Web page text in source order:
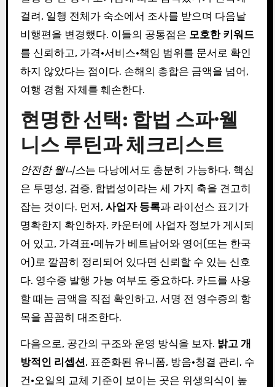
걸려, 일행 전체가 숙소에서 조사를 받으며 다음날
비행편을 변경했다. 이들의 공통점은 모호한 키워드
를 신뢰하고, 가격·서비스·책임 범위를 문서로 확인
하지 않았다는 점이다. 손해의 총합은 금액을 넘어,
여행 경험 자체를 훼손한다.
현명한 선택: 합법 스파·웰
니스 루틴과 체크리스트
안전한 웰니스는 다낭에서도 충분히 가능하다. 핵심
은 투명성, 검증, 합법성이라는 세 가지 축을 견고히
잡는 것이다. 먼저, 사업자 등록과 라이선스 표기가
명확한지 확인하자. 카운터에 사업자 정보가 게시되
어 있고, 가격표·메뉴가 베트남어와 영어(또는 한국
어)로 깔끔히 정리되어 있다면 신뢰할 수 있는 신호
다. 영수증 발행 가능 여부도 중요하다. 카드를 사용
할 때는 금액을 직접 확인하고, 서명 전 영수증의 항
목을 꼼꼼히 대조한다.
다음으로, 공간의 구조와 운영 방식을 보자. 밝고 개
방적인 리셉션, 표준화된 유니폼, 방음·청결 관리, 수
건·오일의 교체 기준이 보이는 곳은 위생의식이 높